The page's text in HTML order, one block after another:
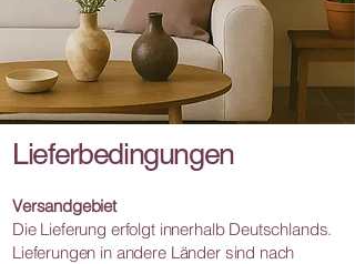
Lieferbedingungen
Versandgebiet
Die Lieferung erfolgt innerhalb Deutschlands.
Lieferungen in andere Länder sind nach